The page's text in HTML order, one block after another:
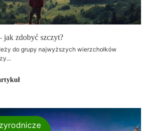
jak zdobyć szczyt?
do grupy najwyższych wierzchołków